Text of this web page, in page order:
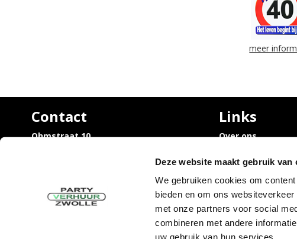
Deze website maakt gebruik van
We gebruiken cookies om
bieden en om ons
met onze partners voor social
combineren met andere
uw gebruik van hun services.
meer
Contact
Ohmstraat 10,
Links
Over ons
Trouwen / Bruiloft
Uitvaart /
rondom Zwolle
Sarah en
Tijdelijke